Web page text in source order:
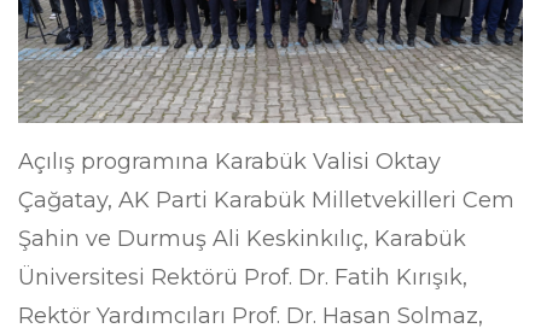
Açılış programına Karabük Valisi Oktay
Çağatay, AK Parti Karabük Milletvekilleri Cem
Şahin ve Durmuş Ali Keskinkılıç, Karabük
Üniversitesi Rektörü Prof. Dr. Fatih Kırışık,
Rektör Yardımcıları Prof. Dr. Hasan Solmaz,